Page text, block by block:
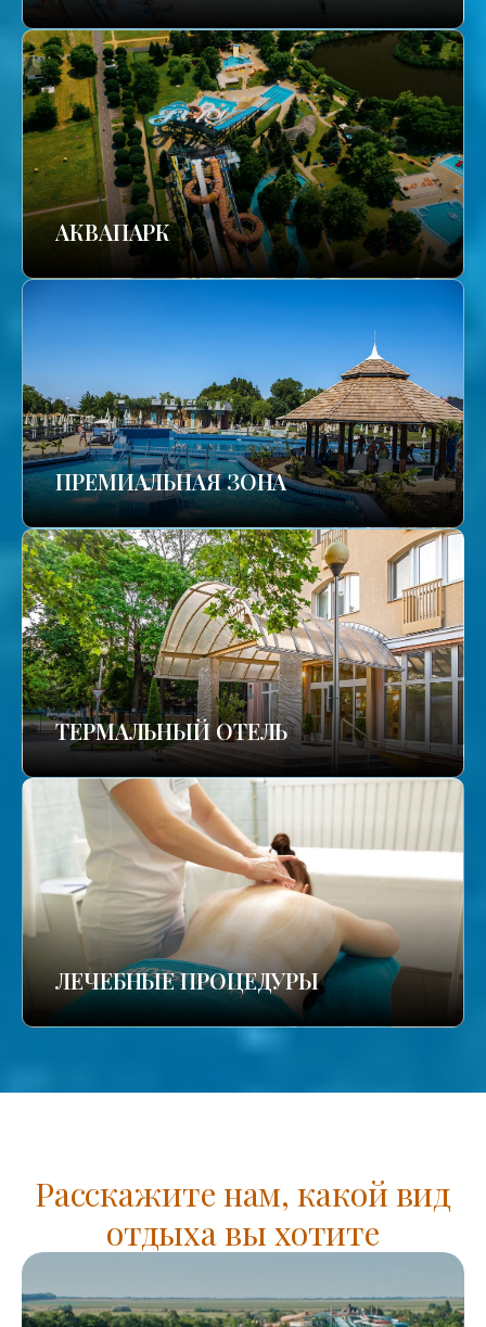
АКВАПАРК
ПРЕМИАЛЬНАЯ ЗОНА
ТЕРМАЛЬНЫЙ ОТЕЛЬ
ЛЕЧЕБНЫЕ ПРОЦЕДУРЫ
Расскажите нам, какой вид
отдыха вы хотите